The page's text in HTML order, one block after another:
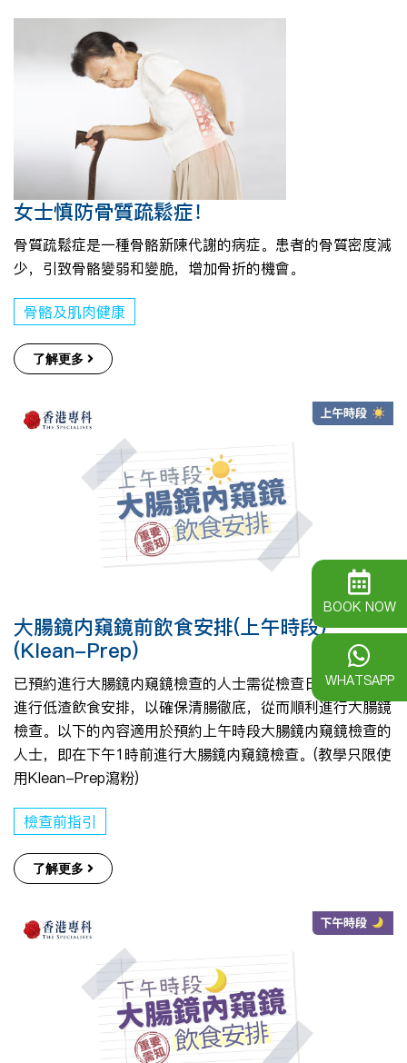
女士慎防骨質疏鬆症！
骨質疏鬆症是一種骨骼新陳代謝的病症。患者的骨質密度減
少，引致骨骼變弱和變脆，增加骨折的機會。
骨骼及肌肉健康
了解更多
大腸鏡内窺鏡前飲食安排(上午時段)
(Klean-Prep)
已預約進行大腸鏡内窺鏡檢查的人士需從檢查日前三天開始
進行低渣飲食安排，以確保清腸徹底，從而順利進行大腸鏡
檢查。以下的內容適用於預約上午時段大腸鏡内窺鏡檢查的
人士，即在下午1時前進行大腸鏡内窺鏡檢查。(教學只限使
用Klean-Prep瀉粉)
檢查前指引
了解更多
BOOK NOW
WHATSAPP